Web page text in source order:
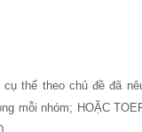
thể theo chủ đề đã
mỗi nhóm; HOẶC